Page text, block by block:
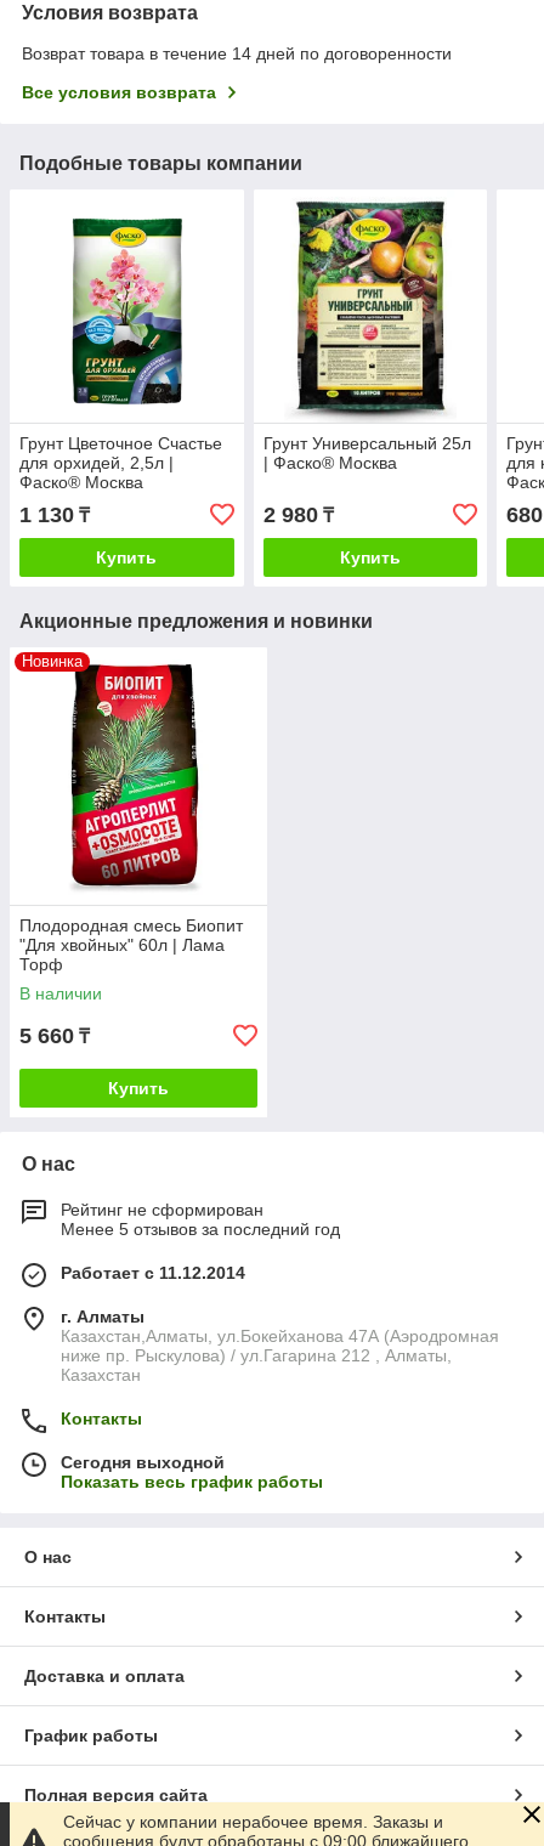
Условия возврата
Возврат товара в течение 14 дней по договоренности
Все условия возврата
Подобные товары компании
Грунт Цветочное Счастье
для орхидей, 2,5л |
Фаско® Москва
1 130 ₸
Купить
Грунт Универсальный 25л
| Фаско® Москва
2 980₸
Купить
для
680
Акционные предложения и новинки
Новинка
Плодородная смесь Биопит
"Для хвойных" 60л | Лама
Торф
В наличии
5 660 ₸
Купить
О нас
Рейтинг не сформирован
Менее 5 отзывов за последний год
Работает с 11.12.2014
г. Алматы
Казахстан,Алматы, ул.Бокейханова 47А (Аэродромная
ниже пр. Рыскулова) / ул.Гагарина 212 , Алматы,
Казахстан
Контакты
Сегодня выходной
Показать весь график работы
О нас
Контакты
Доставка и оплата
График работы
Полная версия сайта
Сейчас у компании нерабочее время. Заказы и
сообщения будут обработаны с 09:00 ближайшего